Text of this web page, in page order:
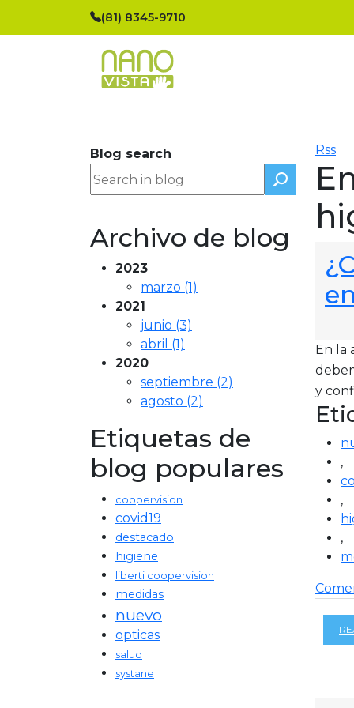
Skip navigation
(81) 8345-9710
Blog search
Archivo de blog
2023
marzo (1)
2021
junio (3)
abril (1)
2020
septiembre (2)
agosto (2)
Etiquetas de
blog populares
coopervision
covid19
destacado
higiene
liberti coopervision
medidas
nuevo
opticas
salud
systane
Rss
En la
y
,
,
,